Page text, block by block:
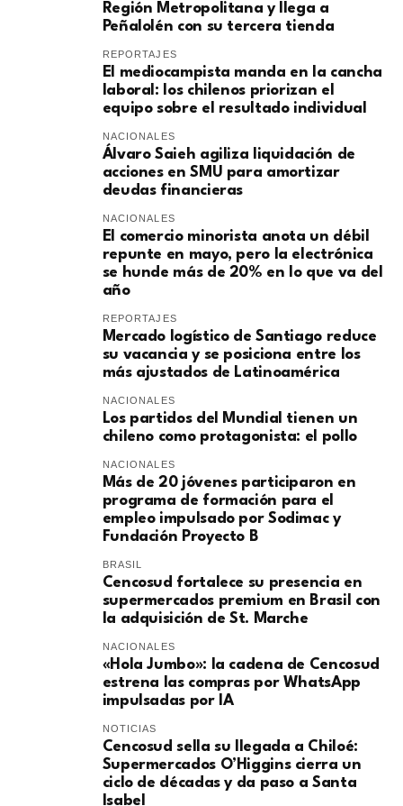
Región Metropolitana y llega a
Peñalolén con su tercera tienda
REPORTAJES
El mediocampista manda en la cancha
laboral: los chilenos priorizan el
equipo sobre el resultado individual
NACIONALES
​Álvaro Saieh agiliza liquidación de
acciones en SMU para amortizar
deudas financieras
NACIONALES
El comercio minorista anota un débil
repunte en mayo, pero la electrónica
se hunde más de 20% en lo que va del
año
REPORTAJES
Mercado logístico de Santiago reduce
su vacancia y se posiciona entre los
más ajustados de Latinoamérica
NACIONALES
Los partidos del Mundial tienen un
chileno como protagonista: el pollo
NACIONALES
Más de 20 jóvenes participaron en
programa de formación para el
empleo impulsado por Sodimac y
Fundación Proyecto B
BRASIL
Cencosud fortalece su presencia en
supermercados premium en Brasil con
la adquisición de St. Marche
NACIONALES
«Hola Jumbo»: la cadena de Cencosud
estrena las compras por WhatsApp
impulsadas por IA
NOTICIAS
Cencosud sella su llegada a Chiloé:
Supermercados O’Higgins cierra un
ciclo de décadas y da paso a Santa
Isabel